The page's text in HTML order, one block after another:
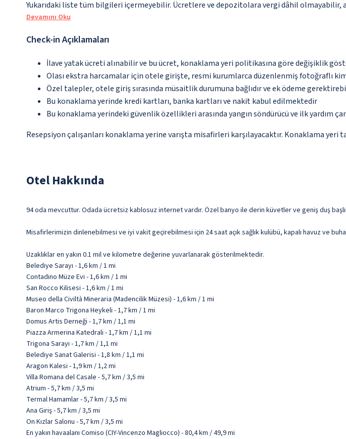
Yukarıdaki liste tüm bilgileri içermeyebilir. Ücretlere ve depozitolara vergi dâhil olmayabilir,
Devamını Oku
Check-in Açıklamaları
İlave yatak ücreti alınabilir ve bu ücret, konaklama yeri politikasına göre değişiklik
Olası ekstra harcamalar için otele girişte, resmi kurumlarca düzenlenmiş fotoğraflı
Özel talepler, otele giriş sırasında müsaitlik durumuna bağlıdır ve ek ödeme
Bu konaklama yerinde kredi kartları, banka kartları ve nakit kabul edilmektedir
Bu konaklama yerindeki güvenlik özellikleri arasında yangın söndürücü ve ilk yardım
Resepsiyon çalışanları konaklama yerine varışta misafirleri karşılayacaktır. Konaklama
Otel Hakkında
94 oda mevcuttur. Odada ücretsiz kablosuz internet vardır. Özel banyo ile derin küvetler ve geniş duş
Misafirlerimizin dinlenebilmesi ve iyi vakit geçirebilmesi için 24 saat açık sağlık kulübü, kapalı havuz ve
Uzaklıklar en yakın 0.1 mil ve kilometre değerine yuvarlanarak gösterilmektedir.
Belediye Sarayı - 1,6 km / 1 mi
Contadino Müze Evi - 1,6 km / 1 mi
San Rocco Kilisesi - 1,6 km / 1 mi
Museo della Civiltà Mineraria (Madencilik Müzesi) - 1,6 km / 1 mi
Baron Marco Trigona Heykeli - 1,7 km / 1 mi
Domus Artis Derneği - 1,7 km / 1,1 mi
Piazza Armerina Katedrali - 1,7 km / 1,1 mi
Trigona Sarayı - 1,7 km / 1,1 mi
Belediye Sanat Galerisi - 1,8 km / 1,1 mi
Aragon Kalesi - 1,9 km / 1,2 mi
Villa Romana del Casale - 5,7 km / 3,5 mi
Atrium - 5,7 km / 3,5 mi
Termal Hamamlar - 5,7 km / 3,5 mi
Ana Giriş - 5,7 km / 3,5 mi
On Kızlar Salonu - 5,7 km / 3,5 mi
En yakın havaalanı Comiso (CIY-Vincenzo Magliocco) - 80,4 km / 49,9 mi